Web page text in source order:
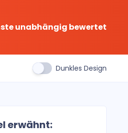
unabhängig bewertet
Dunkles Design
erwähnt: